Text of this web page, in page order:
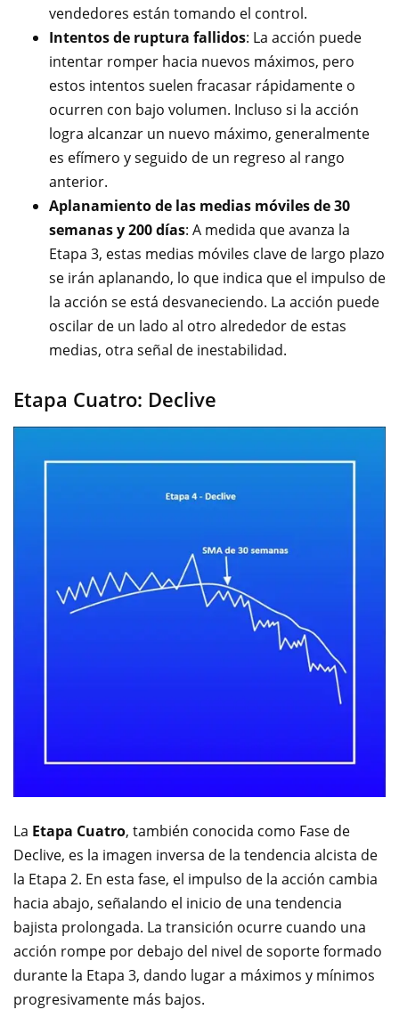
vendedores están tomando el control.
Intentos de ruptura fallidos: La acción puede
intentar romper hacia nuevos máximos, pero
estos intentos suelen fracasar rápidamente o
ocurren con bajo volumen. Incluso si la acción
logra alcanzar un nuevo máximo, generalmente
es efímero y seguido de un regreso al rango
anterior.
Aplanamiento de las medias móviles de 30
semanas y 200 días: A medida que avanza la
Etapa 3, estas medias móviles clave de largo plazo
se irán aplanando, lo que indica que el impulso de
la acción se está desvaneciendo. La acción puede
oscilar de un lado al otro alrededor de estas
medias, otra señal de inestabilidad.
Etapa Cuatro: Declive
La Etapa Cuatro, también conocida como Fase de
Declive, es la imagen inversa de la tendencia alcista de
la Etapa 2. En esta fase, el impulso de la acción cambia
hacia abajo, señalando el inicio de una tendencia
bajista prolongada. La transición ocurre cuando una
acción rompe por debajo del nivel de soporte formado
durante la Etapa 3, dando lugar a máximos y mínimos
progresivamente más bajos.